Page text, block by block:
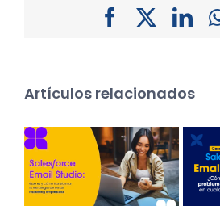
Facebook
Artículos relacionados